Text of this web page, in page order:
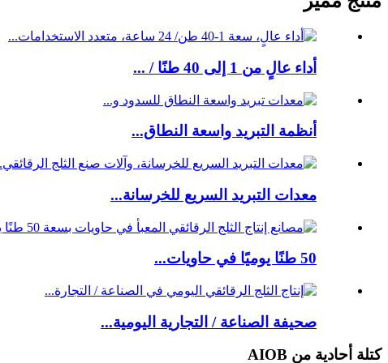
أداء عالٍ من 1 إلى 40 طنًا / ...
أنظمة التبريد واسعة النطاق...
معدات التبريد السريع للخرسانة...
50 طنًا يوميًا في حاويات...
صحيفة الصناعة / التجارية اليومية...
كتلة أحادية من AIOB